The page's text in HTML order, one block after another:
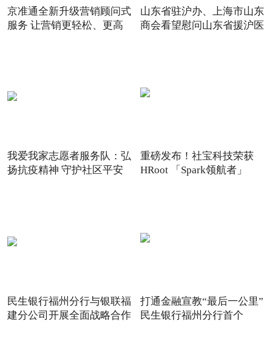
京准通全新升级营销顾问式
服务 让营销更轻松、更高
山东省驻沪办、上海市山东
商会看望慰问山东省援沪医
我爱我家志愿者服务队：弘
扬抗疫精神 守护社区平安
重磅发布！社宝科技荣获
HRoot 「Spark领航者」
民生银行福州分行与银联福
建分公司开展全面战略合作
打通金融宣教“最后一公里”
民生银行福州分行首个